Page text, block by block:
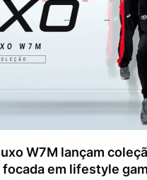
W7M lançam
em lifestyle